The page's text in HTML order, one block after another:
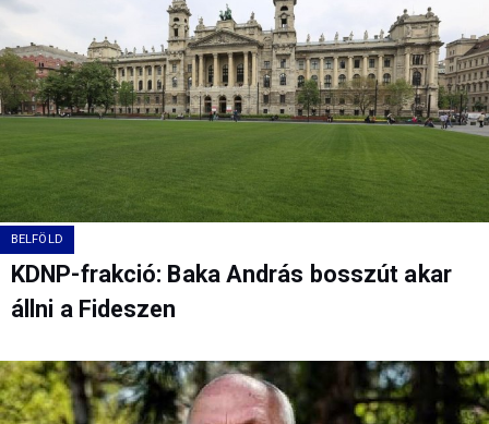
BELFÖLD
KDNP-frakció: Baka András bosszút akar
állni a Fideszen